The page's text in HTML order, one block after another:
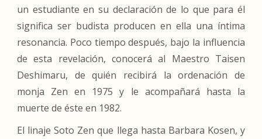
un estudiante en su declaración de lo que para él
significa ser budista producen en ella una íntima
resonancia. Poco tiempo después, bajo la influencia
de esta revelación, conocerá al Maestro Taisen
Deshimaru, de quién recibirá la ordenación de
monja Zen en 1975 y le acompañará hasta la
muerte de éste en 1982.
El linaje Soto Zen que llega hasta Barbara Kosen, y